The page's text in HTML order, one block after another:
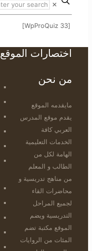
✕
[WpProQuiz 33]
اختصارات الموقع
من نحن
مايقدمه الموقع
يقدم موقع المدرس
العربي كافة
الخدمات التعليمية
الهامة لكل من
الطالب و المعلم
من مناهج تدريسية و
محاضرات القاء
لجميع المراحل
التدريسية ويضم
الموقع مكتبة تضم
المئات من الروايات